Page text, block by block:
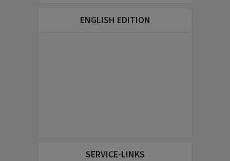
ENGLISH EDITION
SERVICE-LINKS